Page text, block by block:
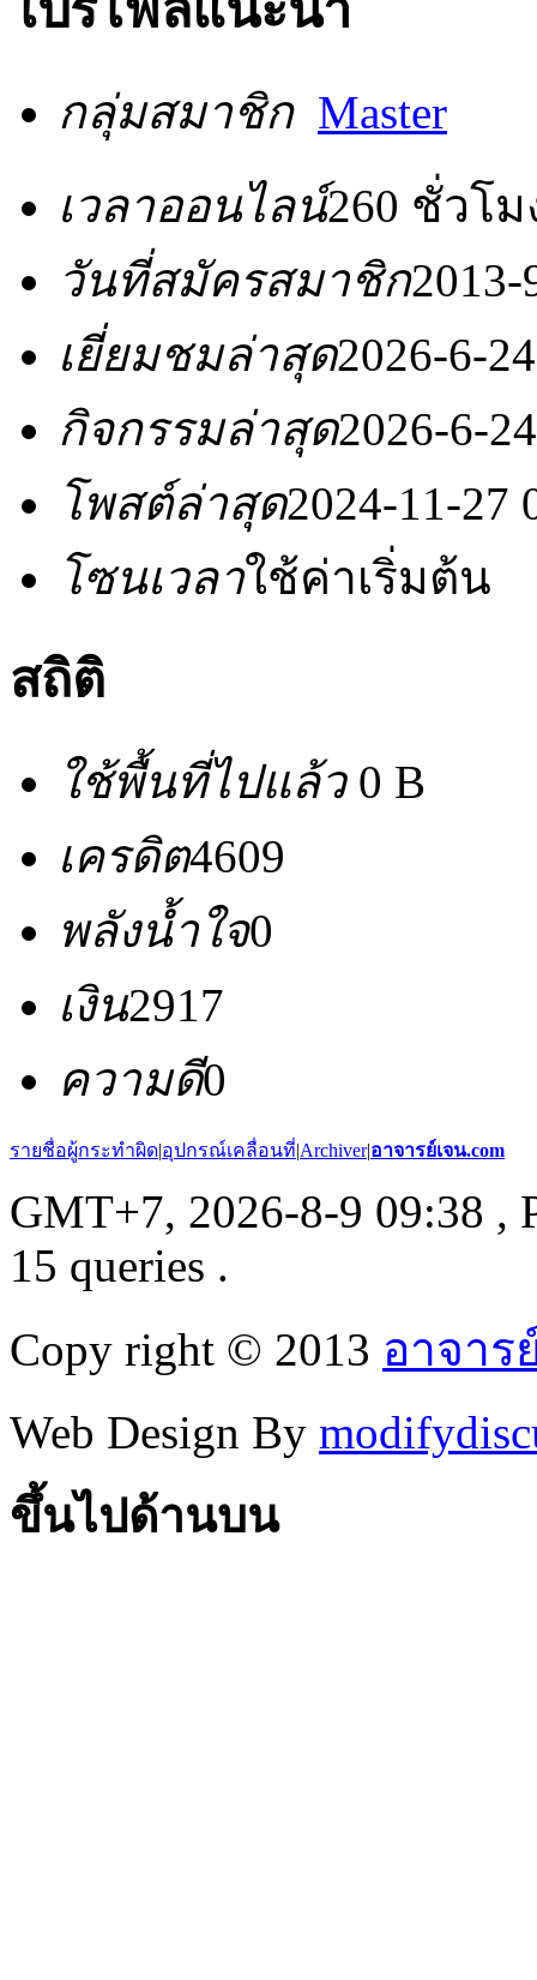
กลุ่มสมาชิก Master
เวลาออนไลน์260 ชั่วโม
วันที่สมัครสมาชิก2013-
เยี่ยมชมล่าสุด2026-6-
กิจกรรมล่าสุด2026-6-
โพสต์ล่าสุด2024-11-27
โซนเวลาใช้ค่าเริ่มต้น
สถิติ
ใช้พื้นที่ไปแล้ว0 B
เครดิต4609
พลังน้ำใจ0
เงิน2917
ความดี0
รายชื่อผู้กระทำผิด|อุปกรณ์เคลื่อนที่|Archiver|อาจารย์เจน.com
GMT+7, 2026-8-9 09:38 ,
15 queries .
Copy right © 2013 อาจาร
Web Design By
ขึ้นไปด้านบน